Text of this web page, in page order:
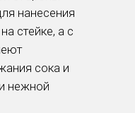
нанесения
стейке, а с
сока и
нежной